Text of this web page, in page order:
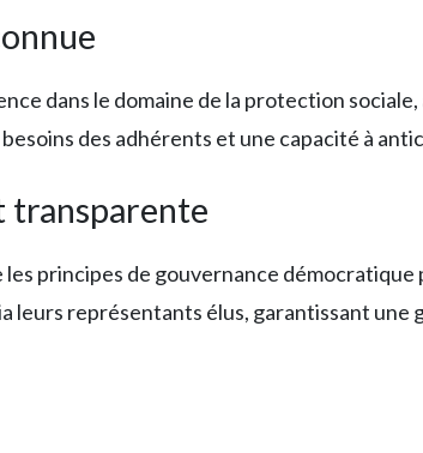
dans le domaine de la protection
des adhérents et une capacité à
transparente
principes de gouvernance
leurs représentants élus, garantissant